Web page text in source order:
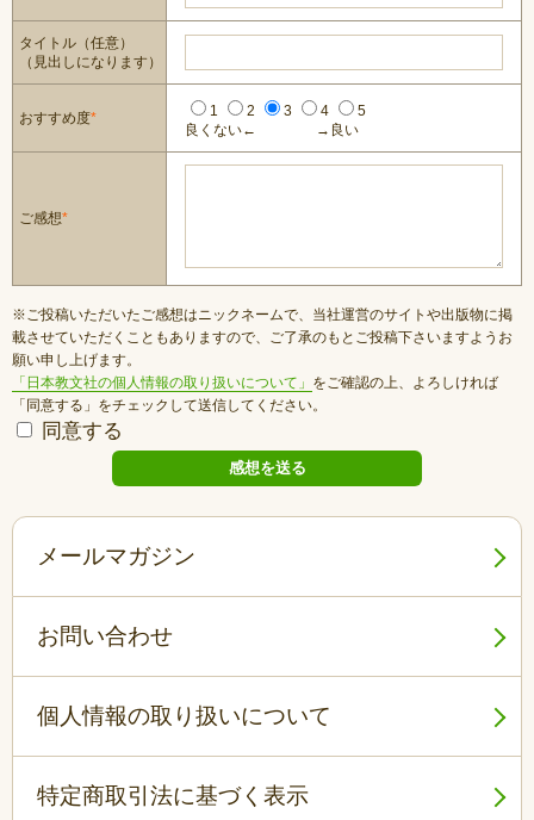
タイトル（任意）
（見出しになります）
おすすめ度* 1 2 3 4
5
良くない←
→良い
ご感想*
※ご投稿いただいたご感想はニックネームで、当社運営のサイトや出版物に掲
載させていただくこともありますので、ご了承のもとご投稿下さいますようお
願い申し上げます。
「日本教文社の個人情報の取り扱いについて」 をご確認の上、よろしければ
「同意する」をチェックして送信してください。
同意する
メールマガジン
お問い合わせ
個人情報の取り扱いについて
特定商取引法に基づく表示